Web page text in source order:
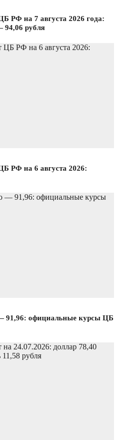
РФ на 7 августа 2026 года:
94,06 рубля
РФ на 6 августа 2026:
91,96: официальные курсы ЦБ